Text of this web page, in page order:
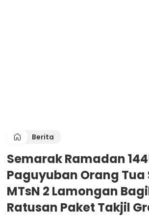
Berita
Semarak Ramadan
Paguyuban Orang Tua
MTsN 2 Lamongan
Ratusan Paket Takjil